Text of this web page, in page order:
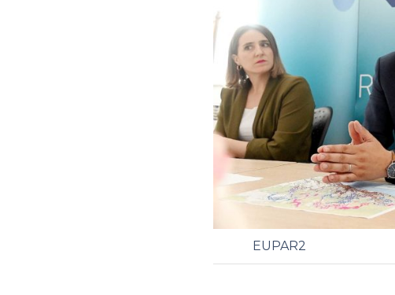
EUPAR2